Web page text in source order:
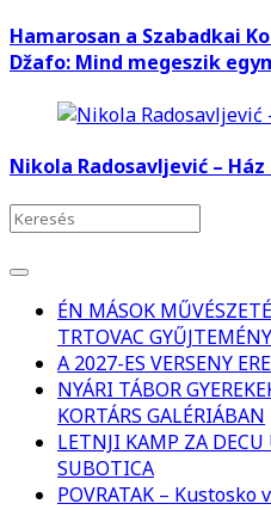
Hamarosan a Szabadkai
Džafo: Mind megeszik
Nikola Radosavljević –
ÉN MÁSOK
TRTOVAC
A 2027-ES VERSENY
NYÁRI TÁBOR
KORTÁRS GALÉRIÁBAN
LETNJI KAMP ZA DECU
SUBOTICA
POVRATAK –